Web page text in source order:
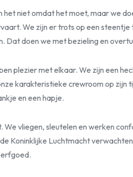
het niet omdat het moet, maar we
We zijn er trots op een
Dat doen we met bezieling en
plezier met elkaar. We zijn een
karakteristieke crewroom op zijn
en een hapje.
We vliegen, sleutelen en werken
Koninklijke Luchtmacht